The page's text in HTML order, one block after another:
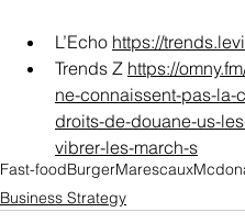
L’Echo https://
Trends Z https://
ne-connaissent-pas-la-
droits-de-douane-us-
vibrer-les-march-s
Fast-foodBurgerMarescaux
Business Strategy